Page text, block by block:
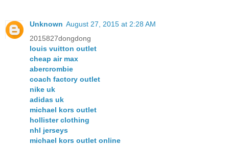
Unknown August 27, 2015 at 2:28 AM
2015827dongdong
louis vuitton outlet
cheap air max
abercrombie
coach factory outlet
nike uk
adidas uk
michael kors outlet
hollister clothing
nhl jerseys
michael kors outlet online